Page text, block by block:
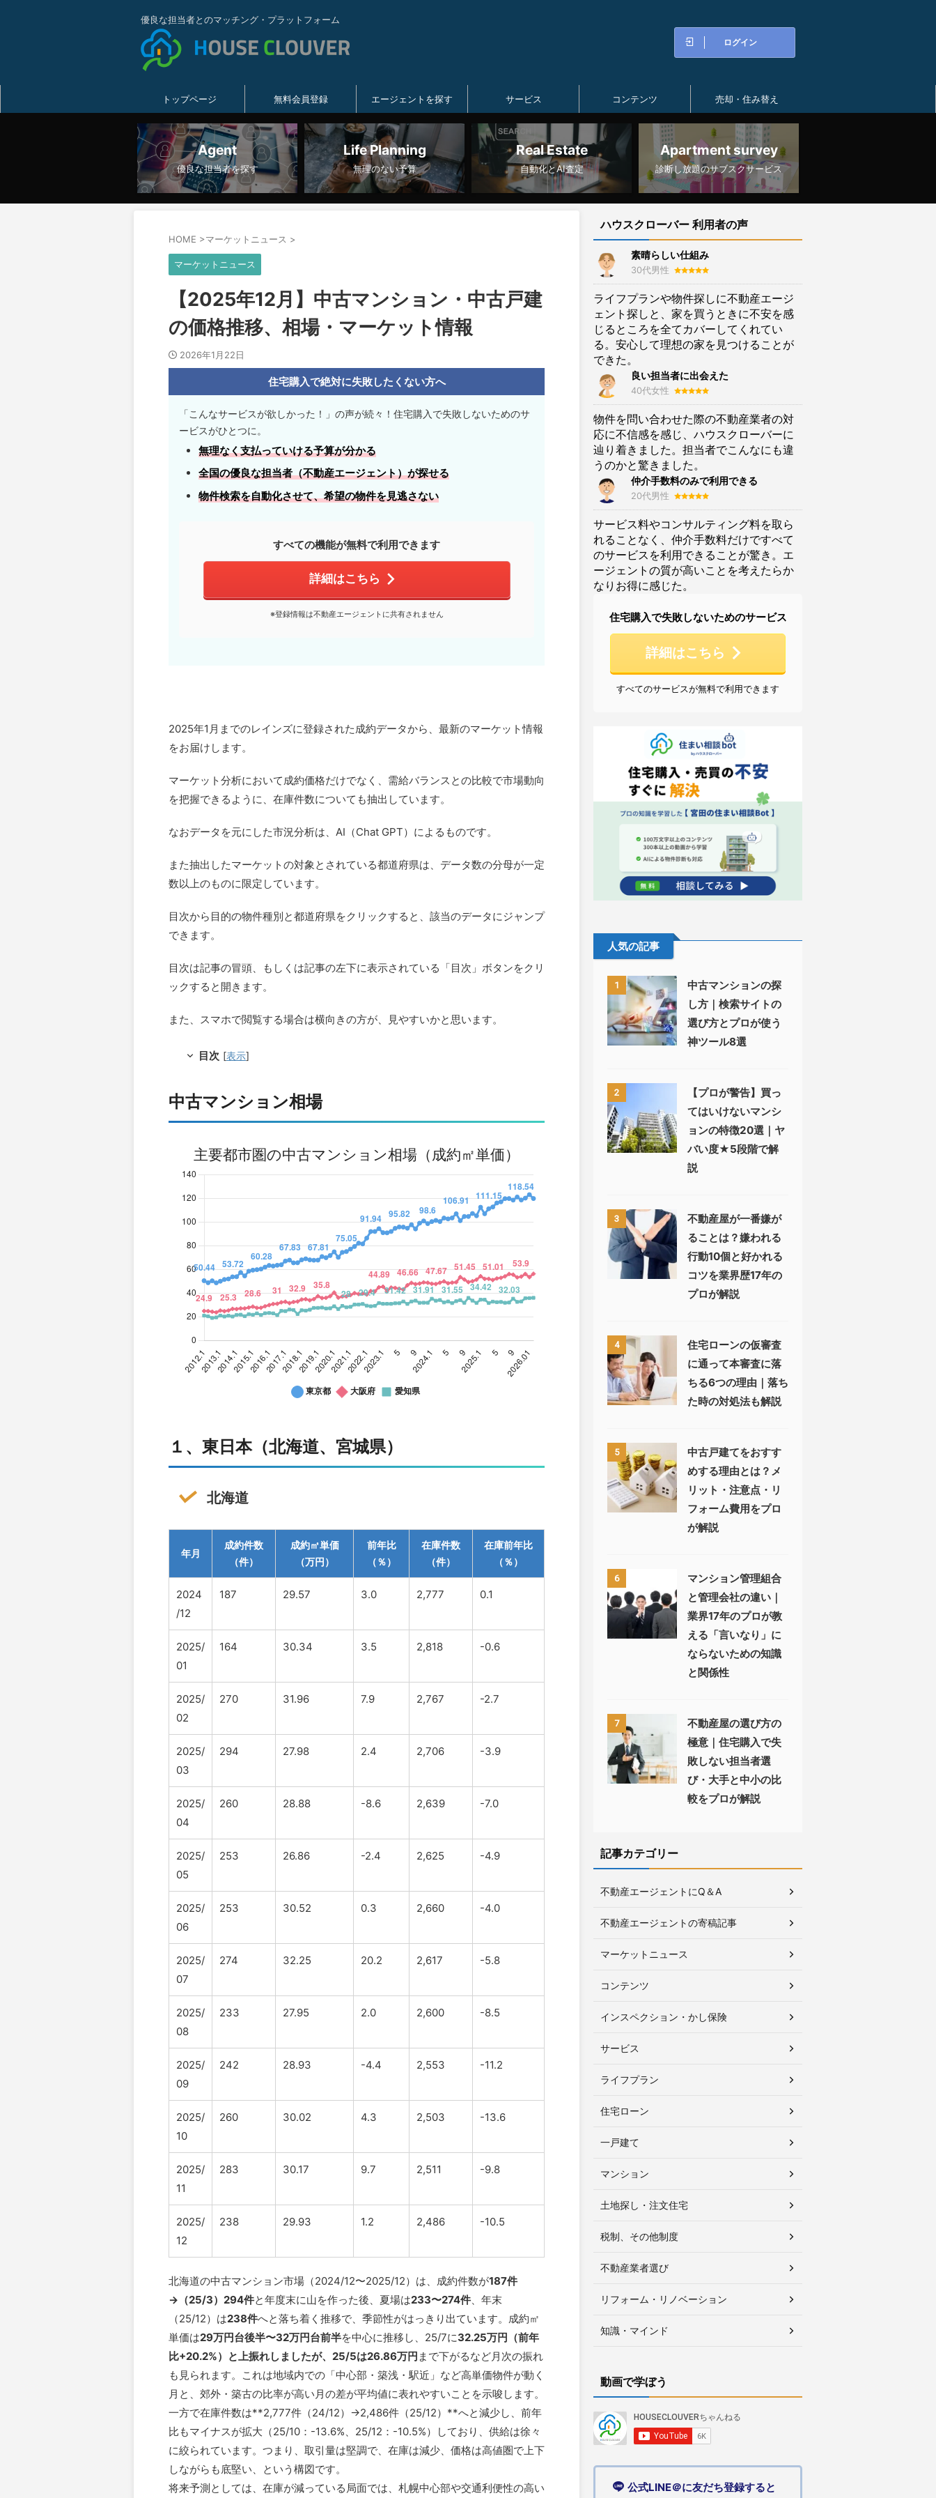
優良な担当者とのマッチング・プラットフォーム
ログイン
トップページ 無料会員登録 エージェントを探す サービス コンテンツ 売却・住み替え
Agent
優良な担当者を探す
Life Planning
無理のない予算
Real Estate
自動化とAI査定
Apartment survey
診断し放題のサブスクサービス
HOME >マーケットニュース >
マーケットニュース
【2025年12月】中古マンション・中古戸建
の価格推移、相場・マーケット情報
2026年1月22日
住宅購入で絶対に失敗したくない方へ
「こんなサービスが欲しかった！」の声が続々！住宅購入で失敗しないためのサ
ービスがひとつに。
無理なく支払っていける予算が分かる
全国の優良な担当者（不動産エージェント）が探せる
物件検索を自動化させて、希望の物件を見逃さない
すべての機能が無料で利用できます
詳細はこちら
※登録情報は不動産エージェントに共有されません
2025年1月までのレインズに登録された成約データから、最新のマーケット情報
をお届けします。
マーケット分析において成約価格だけでなく、需給バランスとの比較で市場動向
を把握できるように、在庫件数についても抽出しています。
なおデータを元にした市況分析は、AI（Chat GPT）によるものです。
また抽出したマーケットの対象とされている都道府県は、データ数の分母が一定
数以上のものに限定しています。
目次から目的の物件種別と都道府県をクリックすると、該当のデータにジャンプ
できます。
目次は記事の冒頭、もしくは記事の左下に表示されている「目次」ボタンをクリ
ックすると開きます。
また、スマホで閲覧する場合は横向きの方が、見やすいかと思います。
目次 [表示]
中古マンション相場
１、東日本（北海道、宮城県）
北海道
年月
成約件数
（件）
成約㎡単価
（万円）
前年比
（％）
在庫件数
（件）
在庫前年比
（％）
2024
/12
187 29.57 3.0 2,777 0.1
2025/
01
164 30.34 3.5 2,818 -0.6
2025/
02
270 31.96 7.9 2,767 -2.7
2025/
03
294 27.98 2.4 2,706 -3.9
2025/
04
260 28.88 -8.6 2,639 -7.0
2025/
05
253 26.86 -2.4 2,625 -4.9
2025/
06
253 30.52 0.3 2,660 -4.0
2025/
07
274 32.25 20.2 2,617 -5.8
2025/
08
233 27.95 2.0 2,600 -8.5
2025/
09
242 28.93 -4.4 2,553 -11.2
2025/
10
260 30.02 4.3 2,503 -13.6
2025/
11
283 30.17 9.7 2,511 -9.8
2025/
12
238 29.93 1.2 2,486 -10.5
北海道の中古マンション市場（2024/12〜2025/12）は、成約件数が187件
→（25/3）294件と年度末に山を作った後、夏場は233〜274件 、年末
（25/12）は238件へと落ち着く推移で、季節性がはっきり出ています。成約㎡
単価は29万円台後半〜32万円台前半を中心に推移し、25/7に32.25万円（前年
比+20.2%）と上振れしましたが、25/5は26.86万円 まで下がるなど月次の振れ
も見られます。これは地域内での「中心部・築浅・駅近」など高単価物件が動く
月と、郊外・築古の比率が高い月の差が平均値に表れやすいことを示唆します。
一方で在庫件数は**2,777件（24/12）→2,486件（25/12）**へと減少し、前年
比もマイナスが拡大（25/10：-13.6%、25/12：-10.5%）しており、供給は徐々
に絞られています。つまり、取引量は堅調で、在庫は減少、価格は高値圏で上下
しながらも底堅い、という構図です。
将来予測としては、在庫が減っている局面では、札幌中心部や交通利便性の高い
ハウスクローバー 利用者の声
素晴らしい仕組み
30代男性
ライフプランや物件探しに不動産エージ
ェント探しと、家を買うときに不安を感
じるところを全てカバーしてくれてい
る。安心して理想の家を見つけることが
できた。
良い担当者に出会えた
40代女性
物件を問い合わせた際の不動産業者の対
応に不信感を感じ、ハウスクローバーに
辿り着きました。担当者でこんなにも違
うのかと驚きました。
仲介手数料のみで利用できる
20代男性
サービス料やコンサルティング料を取ら
れることなく、仲介手数料だけですべて
のサービスを利用できることが驚き。エ
ージェントの質が高いことを考えたらか
なりお得に感じた。
住宅購入で失敗しないためのサービス
詳細はこちら
すべてのサービスが無料で利用できます
人気の記事
1
中古マンションの探
し方｜検索サイトの
選び方とプロが使う
神ツール8選
2
【プロが警告】買っ
てはいけないマンシ
ョンの特徴20選｜ヤ
バい度★5段階で解
説
3
不動産屋が一番嫌が
ることは？嫌われる
行動10個と好かれる
コツを業界歴17年の
プロが解説
4
住宅ローンの仮審査
に通って本審査に落
ちる6つの理由｜落ち
た時の対処法も解説
5
中古戸建てをおすす
めする理由とは？メ
リット・注意点・リ
フォーム費用をプロ
が解説
6
マンション管理組合
と管理会社の違い｜
業界17年のプロが教
える「言いなり」に
ならないための知識
と関係性
7
不動産屋の選び方の
極意｜住宅購入で失
敗しない担当者選
び・大手と中小の比
較をプロが解説
記事カテゴリー
不動産エージェントにQ＆A
不動産エージェントの寄稿記事
マーケットニュース
コンテンツ
インスペクション・かし保険
サービス
ライフプラン
住宅ローン
一戸建て
マンション
土地探し・注文住宅
税制、その他制度
不動産業者選び
リフォーム・リノベーション
知識・マインド
動画で学ぼう
公式LINE＠に友だち登録すると